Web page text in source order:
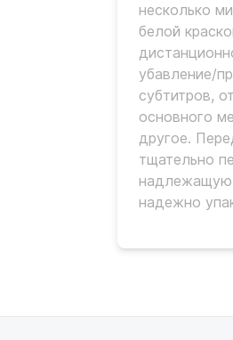
несколько
белой
убавление/
субтитров,
основного
другое.
тщательно
надлежащую
надежно